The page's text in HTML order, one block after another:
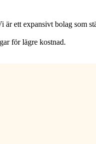
ett expansivt bolag som
för lägre kostnad.